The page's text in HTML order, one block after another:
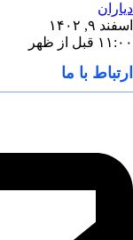
دیاران
اسفند ۹, ۱۴۰۲
۱۱:۰۰ قبل از ظهر
ارتباط با ما